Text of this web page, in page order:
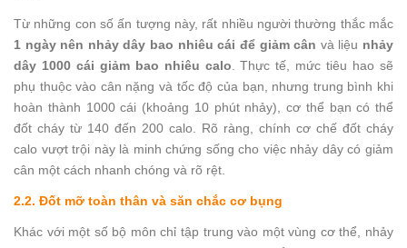
Từ những con số ấn tượng này, rất nhiều người thường thắc mắc
1 ngày nên nhảy dây bao nhiêu cái để giảm cân và liệu nhảy
dây 1000 cái giảm bao nhiêu calo. Thực tế, mức tiêu hao sẽ
phụ thuộc vào cân nặng và tốc độ của bạn, nhưng trung bình khi
hoàn thành 1000 cái (khoảng 10 phút nhảy), cơ thể bạn có thể
đốt cháy từ 140 đến 200 calo. Rõ ràng, chính cơ chế đốt cháy
calo vượt trội này là minh chứng sống cho việc nhảy dây có giảm
cân một cách nhanh chóng và rõ rệt.
2.2. Đốt mỡ toàn thân và săn chắc cơ bụng
Khác với một số bộ môn chỉ tập trung vào một vùng cơ thể, nhảy